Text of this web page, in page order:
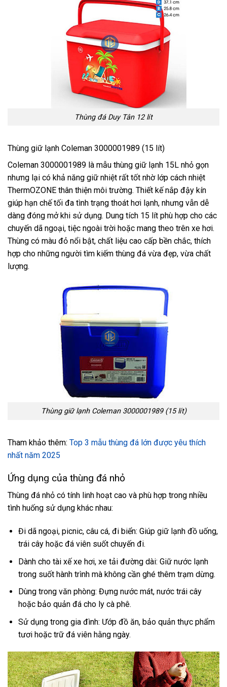
Thùng đá Duy Tân 12 lít
Thùng giữ lạnh Coleman 3000001989 (15 lít)
Coleman 3000001989 là mẫu thùng giữ lạnh 15L nhỏ gọn
nhưng lại có khả năng giữ nhiệt rất tốt nhờ lớp cách nhiệt
ThermOZONE thân thiện môi trường. Thiết kế nắp đậy kín
giúp hạn chế tối đa tình trạng thoát hơi lạnh, nhưng vẫn dễ
dàng đóng mở khi sử dụng. Dung tích 15 lít phù hợp cho các
chuyến dã ngoại, tiệc ngoài trời hoặc mang theo trên xe hơi.
Thùng có màu đỏ nổi bật, chất liệu cao cấp bền chắc, thích
hợp cho những người tìm kiếm thùng đá vừa đẹp, vừa chất
lượng.
Thùng giữ lạnh Coleman 3000001989 (15 lít)
Tham khảo thêm: Top 3 mẫu thùng đá lớn được yêu thích
nhất năm 2025
Ứng dụng của thùng đá nhỏ
Thùng đá nhỏ có tính linh hoạt cao và phù hợp trong nhiều
tình huống sử dụng khác nhau:
Đi dã ngoại, picnic, câu cá, đi biển: Giúp giữ lạnh đồ uống,
trái cây hoặc đá viên suốt chuyến đi.
Dành cho tài xế xe hơi, xe tải đường dài: Giữ nước lạnh
trong suốt hành trình mà không cần ghé thêm trạm dừng.
Dùng trong văn phòng: Đựng nước mát, nước trái cây
hoặc bảo quản đá cho ly cà phê.
Sử dụng trong gia đình: Ướp đồ ăn, bảo quản thực phẩm
tươi hoặc trữ đá viên hằng ngày.